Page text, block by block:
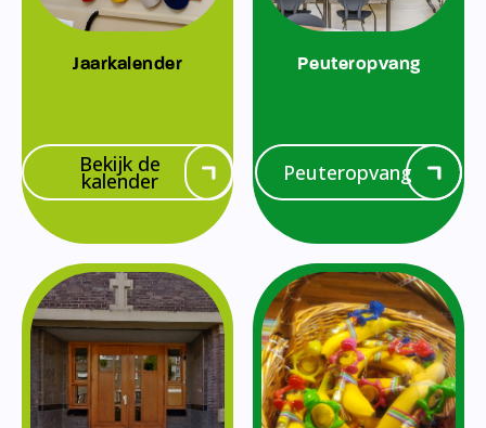
Jaarkalender
Bekijk de
kalender
Peuteropvang
Peuteropvang